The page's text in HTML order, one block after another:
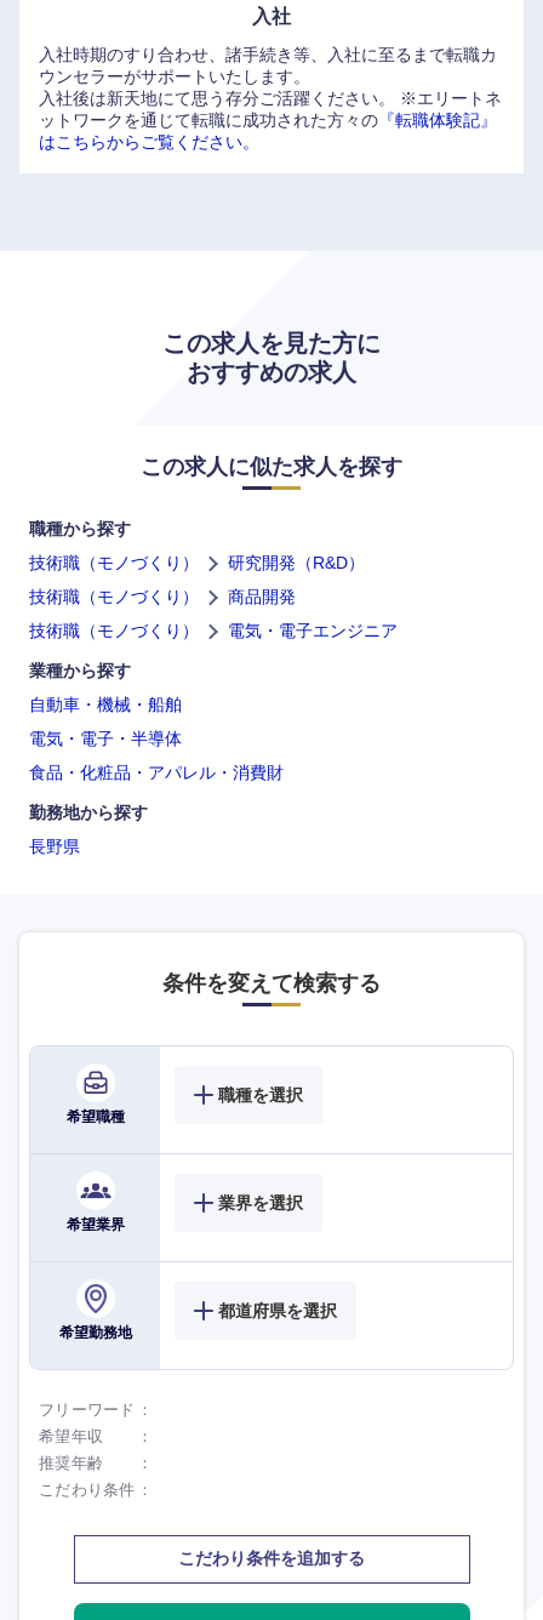
入社
入社時期のすり合わせ、諸手続き等、入社に至るまで転職カ
ウンセラーがサポートいたします。
入社後は新天地にて思う存分ご活躍ください。
※エリートネ
ットワークを通じて転職に成功された方々の 『転職体験記』
はこちらからご覧ください。
この求人を見た方に
おすすめの求人
この求人に似た求人を探す
職種から探す
技術職（モノづくり）
研究開発（R&D）
技術職（モノづくり）
商品開発
技術職（モノづくり）
電気・電子エンジニア
業種から探す
自動車・機械・船舶
電気・電子・半導体
食品・化粧品・アパレル・消費財
勤務地から探す
長野県
条件を変えて検索する
希望職種
職種を選択
希望業界
業界を選択
希望勤務地
都道府県を選択
フリーワード
希望年収
推奨年齢
こだわり条件
こだわり条件を追加する
熊本県